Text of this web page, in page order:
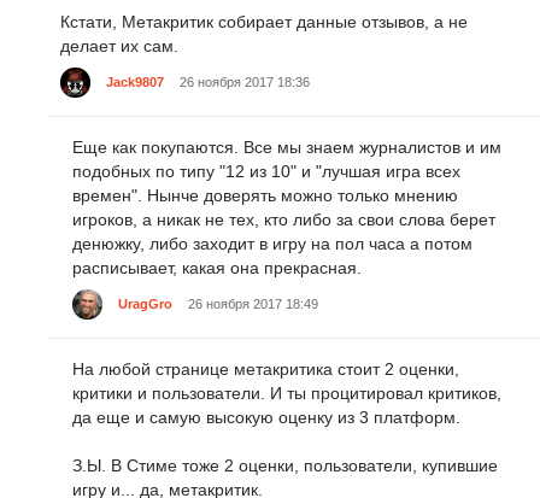
Кстати, Метакритик собирает данные отзывов, а не
делает их сам.
Jack9807 26 ноября 2017 18:36
Еще как покупаются. Все мы знаем журналистов и им
подобных по типу "12 из 10" и "лучшая игра всех
времен". Нынче доверять можно только мнению
игроков, а никак не тех, кто либо за свои слова берет
денюжку, либо заходит в игру на пол часа а потом
расписывает, какая она прекрасная.
UragGro 26 ноября 2017 18:49
На любой странице метакритика стоит 2 оценки,
критики и пользователи. И ты процитировал критиков,
да еще и самую высокую оценку из 3 платформ.
З.Ы. В Стиме тоже 2 оценки, пользователи, купившие
игру и... да, метакритик.